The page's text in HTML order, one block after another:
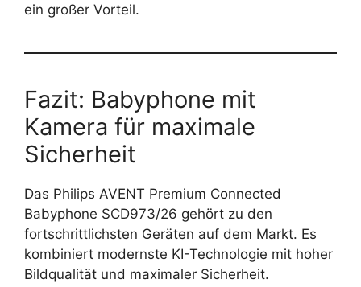
ein großer Vorteil.
Fazit: Babyphone mit
Kamera für maximale
Sicherheit
Das Philips AVENT Premium Connected
Babyphone SCD973/26 gehört zu den
fortschrittlichsten Geräten auf dem Markt. Es
kombiniert modernste KI-Technologie mit hoher
Bildqualität und maximaler Sicherheit.